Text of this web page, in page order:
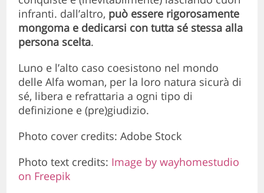
infranti. dall’altro, può essere rigorosamente
mongoma e dedicarsi con tutta sé stessa alla
persona scelta.
Luno e l’alto caso coesistono nel mondo
delle Alfa woman, per la loro natura sicurà di
sé, libera e refrattaria a ogni tipo di
definizione e (pre)giudizio.
Photo cover credits: Adobe Stock
Photo text credits: Image by wayhomestudio
on Freepik